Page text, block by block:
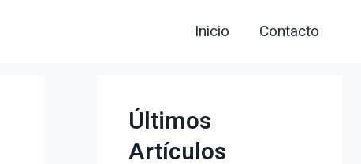
Inicio Contacto
Últimos
Artículos